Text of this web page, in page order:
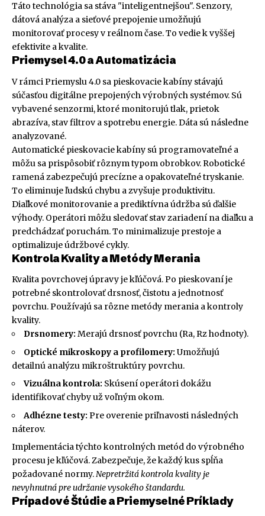
Táto technológia sa stáva "inteligentnejšou". Senzory,
dátová analýza a sieťové prepojenie umožňujú
monitorovať procesy v reálnom čase. To vedie k vyššej
efektivite a kvalite.
Priemysel 4.0 a Automatizácia
V rámci Priemyslu 4.0 sa pieskovacie kabíny stávajú
súčasťou digitálne prepojených výrobných systémov. Sú
vybavené senzormi, ktoré monitorujú tlak, prietok
abrazíva, stav filtrov a spotrebu energie. Dáta sú následne
analyzované.
Automatické pieskovacie kabíny sú programovateľné a
môžu sa prispôsobiť rôznym typom obrobkov. Robotické
ramená zabezpečujú precízne a opakovateľné tryskanie.
To eliminuje ľudskú chybu a zvyšuje produktivitu.
Diaľkové monitorovanie a prediktívna údržba sú ďalšie
výhody. Operátori môžu sledovať stav zariadení na diaľku a
predchádzať poruchám. To minimalizuje prestoje a
optimalizuje údržbové cykly.
Kontrola Kvality a Metódy Merania
Kvalita povrchovej úpravy je kľúčová. Po pieskovaní je
potrebné skontrolovať drsnosť, čistotu a jednotnosť
povrchu. Používajú sa rôzne metódy merania a kontroly
kvality.
Drsnomery: Merajú drsnosť povrchu (Ra, Rz hodnoty).
Optické mikroskopy a profilomery: Umožňujú
detailnú analýzu mikroštruktúry povrchu.
Vizuálna kontrola: Skúsení operátori dokážu
identifikovať chyby už voľným okom.
Adhézne testy: Pre overenie priľnavosti následných
náterov.
Implementácia týchto kontrolných metód do výrobného
procesu je kľúčová. Zabezpečuje, že každý kus spĺňa
požadované normy.Nepretržitá kontrola kvality je
nevyhnutná pre udržanie vysokého štandardu.
Prípadové Štúdie a Priemyselné Príklady